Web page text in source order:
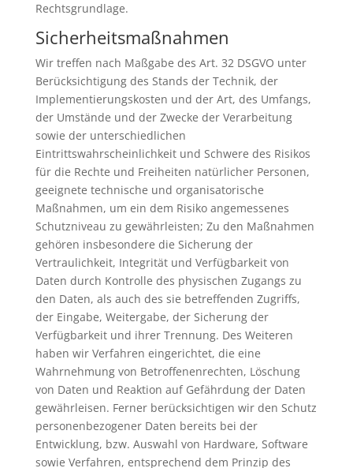
Rechtsgrundlage.
Sicherheitsmaßnahmen
Wir treffen nach Maßgabe des Art. 32 DSGVO unter
Berücksichtigung des Stands der Technik, der
Implementierungskosten und der Art, des Umfangs,
der Umstände und der Zwecke der Verarbeitung
sowie der unterschiedlichen
Eintrittswahrscheinlichkeit und Schwere des Risikos
für die Rechte und Freiheiten natürlicher Personen,
geeignete technische und organisatorische
Maßnahmen, um ein dem Risiko angemessenes
Schutzniveau zu gewährleisten; Zu den Maßnahmen
gehören insbesondere die Sicherung der
Vertraulichkeit, Integrität und Verfügbarkeit von
Daten durch Kontrolle des physischen Zugangs zu
den Daten, als auch des sie betreffenden Zugriffs,
der Eingabe, Weitergabe, der Sicherung der
Verfügbarkeit und ihrer Trennung. Des Weiteren
haben wir Verfahren eingerichtet, die eine
Wahrnehmung von Betroffenenrechten, Löschung
von Daten und Reaktion auf Gefährdung der Daten
gewährleisen. Ferner berücksichtigen wir den Schutz
personenbezogener Daten bereits bei der
Entwicklung, bzw. Auswahl von Hardware, Software
sowie Verfahren, entsprechend dem Prinzip des